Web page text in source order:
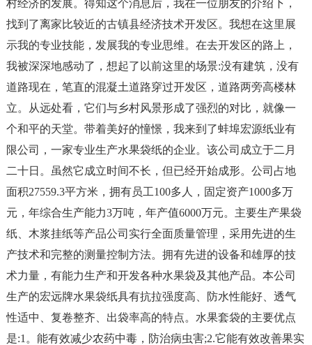
村经济的发展。得知这个消息后，我在一位朋友的介绍下，
找到了离家比较近的古镇县经济技术开发区。我想在这里展
示我的专业技能，发展我的专业思维。在去开发区的路上，
我被深深地感动了，想起了以前这里的场景:没有建筑，没有
道路现在，笔直的混凝土道路穿过开发区，道路两旁高楼林
立。从远处看，它们与乡村风景形成了强烈的对比，就像一
个和平的天堂。带着美好的憧憬，我来到了蚌埠宏源纸业有
限公司，一家专业生产水果袋纸的企业。该公司成立于二月
二十日。虽然它成立时间不长，但已经开始成形。公司占地
面积27559.3平方米，拥有员工100多人，固定资产1000多万
元，年综合生产能力3万吨，年产值6000万元。主要生产果袋
纸、木浆挂纸等产品公司实行全面质量管理，采用先进的生
产技术和完整的测量控制方法。拥有先进的设备和雄厚的技
术力量，有能力生产和开发各种水果袋及其他产品。本公司
生产的宏远牌水果袋纸具有抗拉强度高、防水性能好、透气
性适中、复卷整齐、出袋率高的特点。水果套袋的主要优点
是:1。能有效减少农药中毒，防治病虫害;2.它能有效改善果实